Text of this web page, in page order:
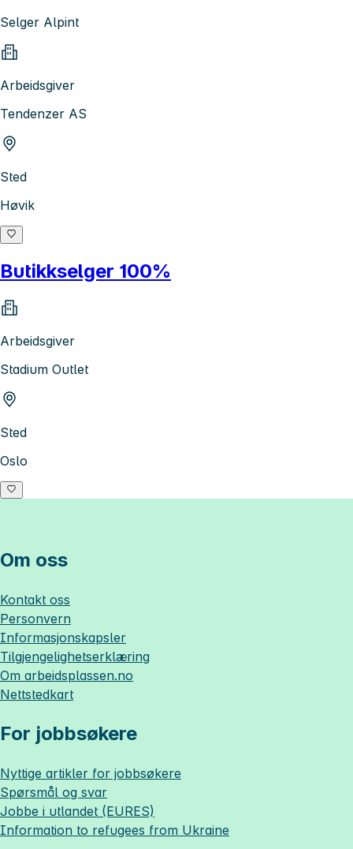
Selger Alpint
Arbeidsgiver
Tendenzer AS
Sted
Høvik
Butikkselger 100%
Arbeidsgiver
Stadium Outlet
Sted
Oslo
Om oss
Kontakt oss
Personvern
Informasjonskapsler
Tilgjengelighetserklæring
Om arbeidsplassen.no
Nettstedkart
For jobbsøkere
Nyttige artikler for jobbsøkere
Spørsmål og svar
Jobbe i utlandet (EURES)
Information to refugees from Ukraine